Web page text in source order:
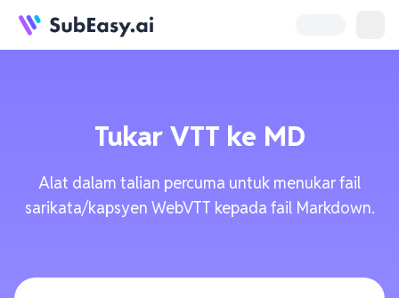
Tukar VTT ke MD
Alat dalam talian percuma untuk menukar fail
sarikata/kapsyen WebVTT kepada fail Markdown.